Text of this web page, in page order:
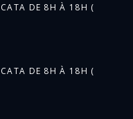
CATA DE 8H À 18H (
CATA DE 8H À 18H (